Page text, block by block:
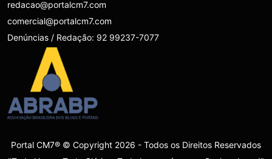
redacao@portalcm7.com
comercial@portalcm7.com
Denúncias / Redação: 92 99237-7077
Portal CM7® © Copyright 2026 - Todos os Direitos Reservados